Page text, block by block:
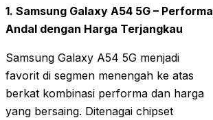
1. Samsung Galaxy A54 5G – Performa
Andal dengan Harga Terjangkau
Samsung Galaxy A54 5G menjadi
favorit di segmen menengah ke atas
berkat kombinasi performa dan harga
yang bersaing. Ditenagai chipset